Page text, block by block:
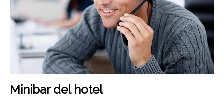
Minibar del hotel